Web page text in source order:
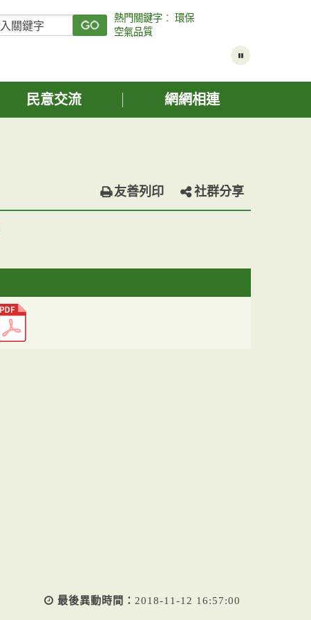
熱門關鍵字 ：環保
空氣品質
民意交流 網網相連
友善列印 社群分享
最後異動時間： 2018-11-12 16:57:00